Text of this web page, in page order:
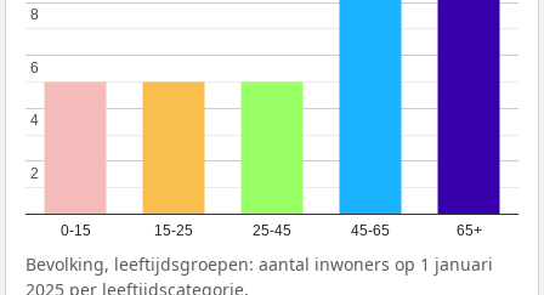
0-15 15-25 25-45 45-65 65+
2
2
4
4
6
6
8
8
Bevolking, leeftijdsgroepen: aantal inwoners op 1 januari
2025 per leeftijdscategorie.